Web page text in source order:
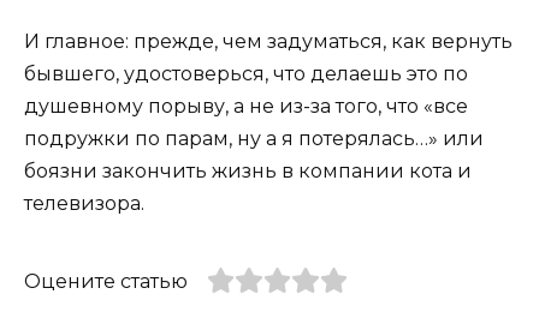
И главное: прежде, чем задуматься, как вернуть
бывшего, удостоверься, что делаешь это по
душевному порыву, а не из-за того, что «все
подружки по парам, ну а я потерялась…» или
боязни закончить жизнь в компании кота и
телевизора.
Оцените статью